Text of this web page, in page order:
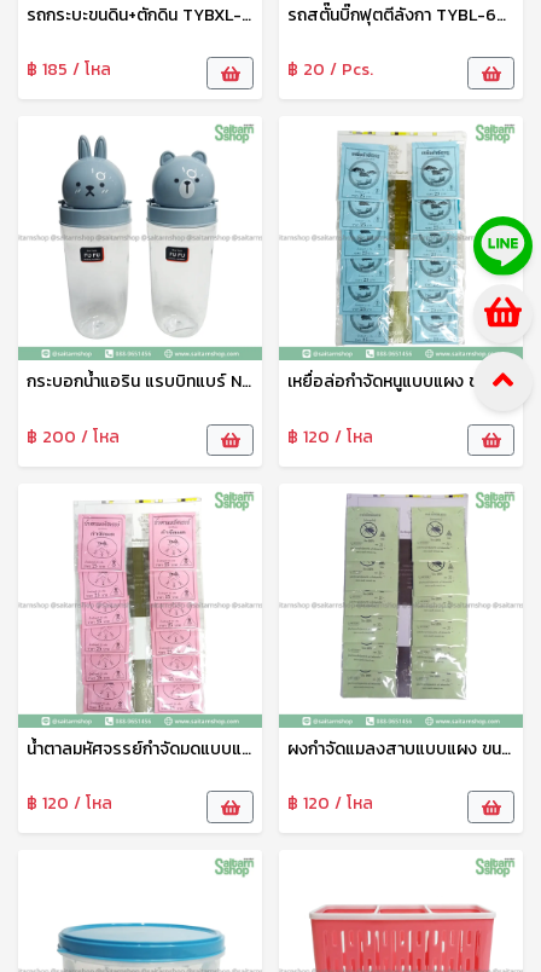
รถกระบะขนดิน+ตักดิน TYBXL-31006ABC
฿ 185 / โหล
รถสตั๊นบิ๊กฟุตตีลังกา TYBL-666-1
฿ 20 / Pcs.
กระบอกน้ำแอริน แรบบิทแบร์ No.019 800มล. เบสกลาส
฿ 200 / โหล
เหยื่อล่อกำจัดหนูแบบแผง ขนาด 25กรัม SP
฿ 120 / โหล
น้ำตาลมหัศจรรย์กำจัดมดแบบแผง ขนาด 20กรัม SP
฿ 120 / โหล
ผงกำจัดแมลงสาบแบบแผง ขนาด 20กรัม SP
฿ 120 / โหล